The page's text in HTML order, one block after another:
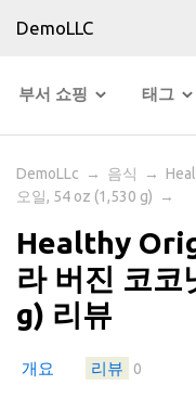
DemoLLC
부서 쇼핑 태그
DemoLLc → 음식 →
오일, 54 oz (1,530 g)
→
Healthy
라 버진 코코
g) 리뷰
개요 리뷰 0